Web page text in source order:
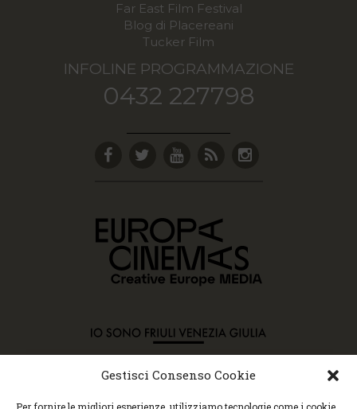
Gestisci Consenso Cookie
Far East Film Festival
Blog di Placereani
Tucker Film
INFOLINE PROGRAMMAZIONE
0432 227798
Copyright © 2015 Cec, Tutti i diritti riservati. Nessun